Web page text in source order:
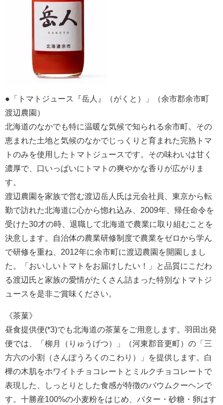
●「トマトジュース『岳人』（がくと）」（余市郡余市町
渡辺農園）
北海道のなかでも特に温暖な気候で知られる余市町。その
恵まれた土地と気候のなかでじっくりと育まれた完熟トマ
トのみを使用したトマトジュースです。その味わいは甘く
濃厚で、口いっぱいにトマトの爽やかな香りが広がりま
す。
渡辺農園を家族で営む渡辺岳人氏は元会社員、東京から転
勤で訪れた北海道に心から惚れ込み、2009年、帰任命令を
受けた30才の時、退職して北海道で農業に取り組むことを
決意します。自治体の農業研修制度で農業をゼロから学ん
で研修を重ね、2012年に余市町に渡辺農園を開園しまし
た。「おいしいトマトをお届けしたい！」と品質にこだわ
る渡辺氏と家族の愛情がたくさん詰まった特別なトマトジ
ュースを是非ご賞味ください。
《茶菓》
昼食提供便(*3)でも北海道の茶菓をご用意します。羽田出発
便では、「柳月（りゅうげつ）」（河東郡音更町）の「三
方六の小割（さんぽうろくのこわり）」を提供します。白
樺の木肌をホワイトチョコレートとミルクチョコレートで
表現した、しっとりとした食感が特徴のバウムクーヘンで
す。十勝産100%の小麦粉をはじめ、バター・砂糖・卵はす